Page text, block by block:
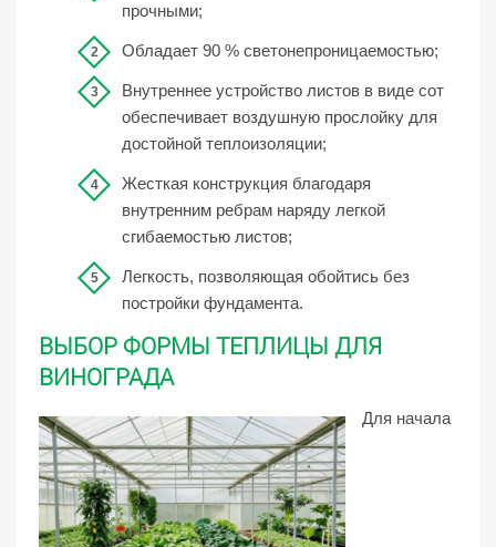
прочными;
Обладает 90 % светонепроницаемостью;
Внутреннее устройство листов в виде сот
обеспечивает воздушную прослойку для
достойной теплоизоляции;
Жесткая конструкция благодаря
внутренним ребрам наряду легкой
сгибаемостью листов;
Легкость, позволяющая обойтись без
постройки фундамента.
ВЫБОР ФОРМЫ ТЕПЛИЦЫ ДЛЯ
ВИНОГРАДА
Для начала